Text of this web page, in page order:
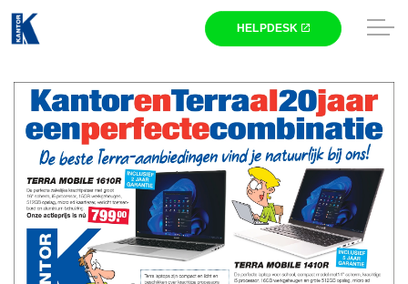
Skip to main content
Winkel
Zakelijk
Nieuws
Kantor